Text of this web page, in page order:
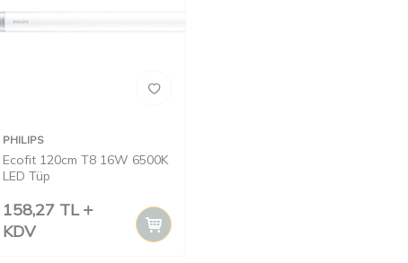
PHILIPS
Ecofit 120cm T8 16W 6500K
LED Tüp
158,27 TL
KDV